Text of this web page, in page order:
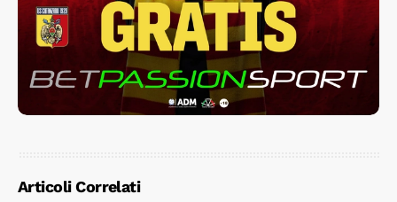
Articoli Correlati